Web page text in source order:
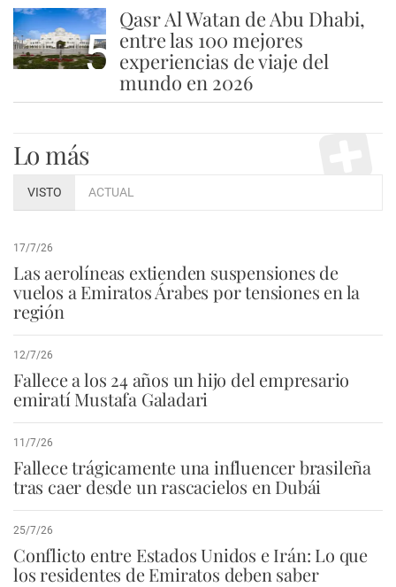
5
Qasr Al Watan de Abu Dhabi,
entre las 100 mejores
experiencias de viaje del
mundo en 2026
Lo más
VISTO ACTUAL
17/7/26
Las aerolíneas extienden suspensiones de
vuelos a Emiratos Árabes por tensiones en la
región
12/7/26
Fallece a los 24 años un hijo del empresario
emiratí Mustafa Galadari
11/7/26
Fallece trágicamente una influencer brasileña
tras caer desde un rascacielos en Dubái
25/7/26
Conflicto entre Estados Unidos e Irán: Lo que
los residentes de Emiratos deben saber